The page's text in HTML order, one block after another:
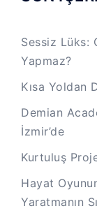
Sessiz Lüks:
Yapmaz?
Kısa Yoldan
Demian
İzmir’de
Kurtuluş
Hayat
Yaratmanın